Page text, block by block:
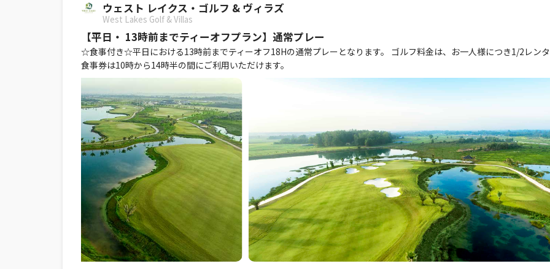
ウェスト レイクス・ゴルフ & ヴィラズ
West Lakes Golf & Villas
【平日・ 13時前までティーオフプラン】通常プレー
☆食事付き☆平日における13時前までティーオフ18Hの通常プレーとなります。 ゴルフ料金は、お一人様につき1/2レン
食事券は10時から14時半の間にご利用いただけます。